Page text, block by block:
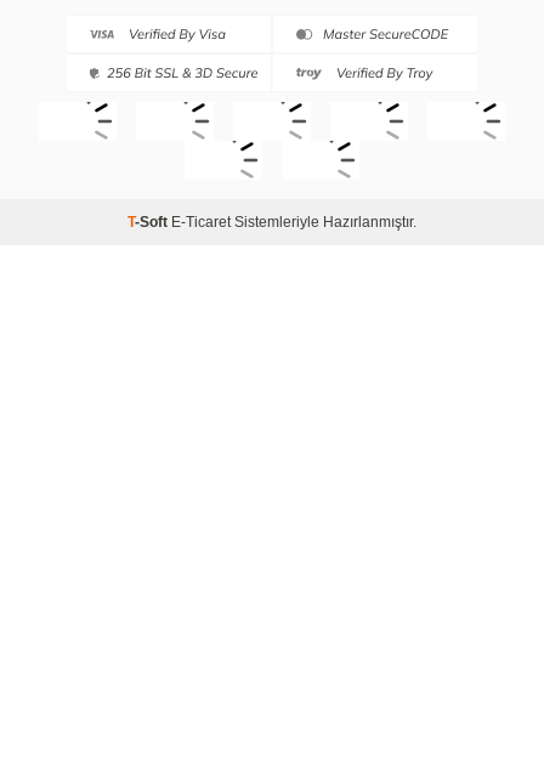
T-Soft E-Ticaret Sistemleriyle Hazırlanmıştır.